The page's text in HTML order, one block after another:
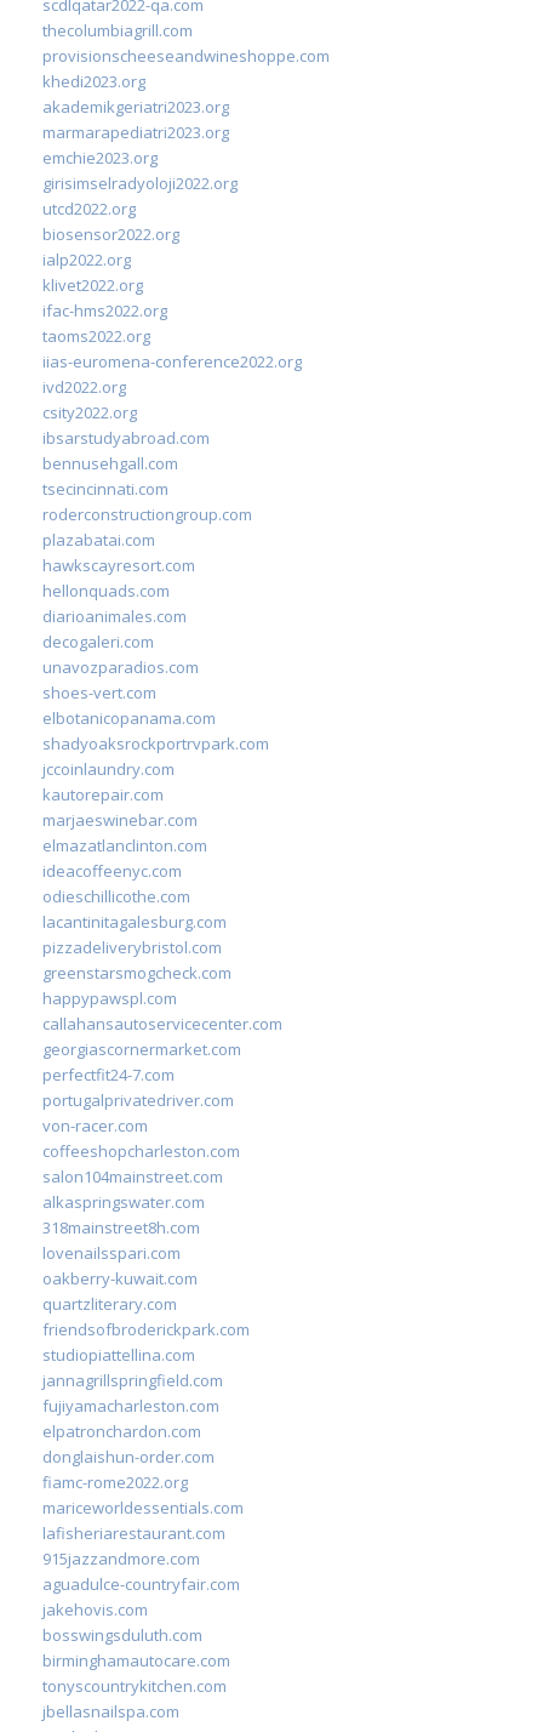
thecolumbiagrill.com
provisionscheeseandwineshoppe.com
khedi2023.org
akademikgeriatri2023.org
marmarapediatri2023.org
emchie2023.org
girisimselradyoloji2022.org
utcd2022.org
biosensor2022.org
ialp2022.org
klivet2022.org
ifac-hms2022.org
taoms2022.org
iias-euromena-conference2022.org
ivd2022.org
csity2022.org
ibsarstudyabroad.com
bennusehgall.com
tsecincinnati.com
roderconstructiongroup.com
plazabatai.com
hawkscayresort.com
hellonquads.com
diarioanimales.com
decogaleri.com
unavozparadios.com
shoes-vert.com
elbotanicopanama.com
shadyoaksrockportrvpark.com
jccoinlaundry.com
kautorepair.com
marjaeswinebar.com
elmazatlanclinton.com
ideacoffeenyc.com
odieschillicothe.com
lacantinitagalesburg.com
pizzadeliverybristol.com
greenstarsmogcheck.com
happypawspl.com
callahansautoservicecenter.com
georgiascornermarket.com
perfectfit24-7.com
portugalprivatedriver.com
von-racer.com
coffeeshopcharleston.com
salon104mainstreet.com
alkaspringswater.com
318mainstreet8h.com
lovenailsspari.com
oakberry-kuwait.com
quartzliterary.com
friendsofbroderickpark.com
studiopiattellina.com
jannagrillspringfield.com
fujiyamacharleston.com
elpatronchardon.com
donglaishun-order.com
fiamc-rome2022.org
mariceworldessentials.com
lafisheriarestaurant.com
915jazzandmore.com
aguadulce-countryfair.com
jakehovis.com
bosswingsduluth.com
birminghamautocare.com
tonyscountrykitchen.com
jbellasnailspa.com